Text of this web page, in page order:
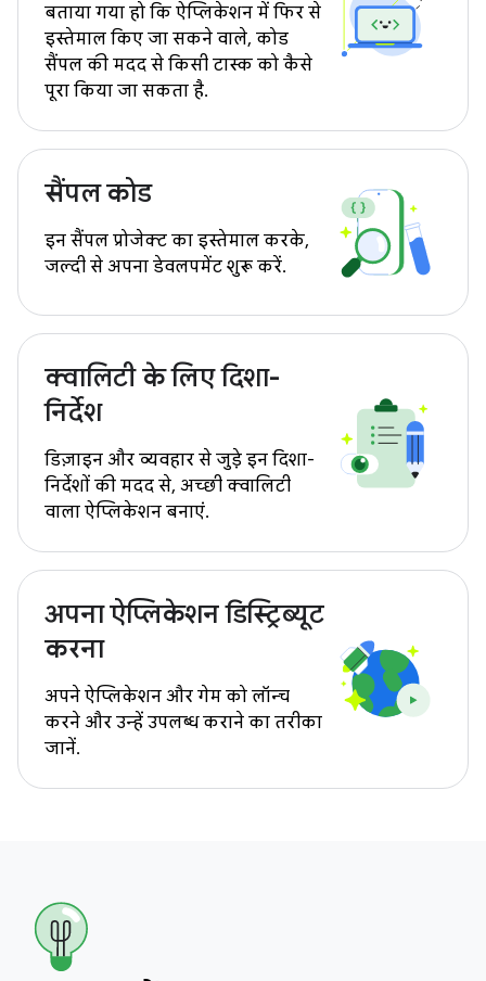
बताया गया हो कि ऐप्लिकेशन में फिर से
इस्तेमाल किए जा सकने वाले, कोड
सैंपल की मदद से किसी टास्क को कैसे
पूरा किया जा सकता है.
सैंपल कोड
इन सैंपल प्रोजेक्ट का इस्तेमाल करके,
जल्दी से अपना डेवलपमेंट शुरू करें.
क्वालिटी के लिए दिशा-
निर्देश
डिज़ाइन और व्यवहार से जुड़े इन दिशा-
निर्देशों की मदद से, अच्छी क्वालिटी
वाला ऐप्लिकेशन बनाएं.
अपना ऐप्लिकेशन डिस्ट्रिब्यूट
करना
अपने ऐप्लिकेशन और गेम को लॉन्च
करने और उन्हें उपलब्ध कराने का तरीका
जानें.